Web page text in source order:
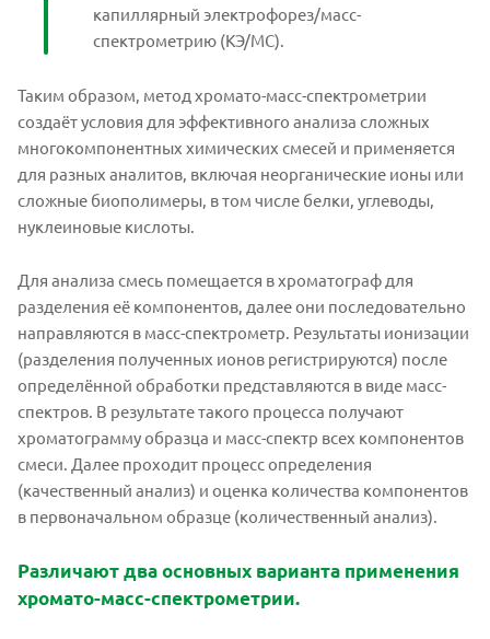
капиллярный электрофорез/масс-
спектрометрию (КЭ/МС).
Таким образом, метод хромато-масс-спектрометрии
создаёт условия для эффективного анализа сложных
многокомпонентных химических смесей и применяется
для разных аналитов, включая неорганические ионы или
сложные биополимеры, в том числе белки, углеводы,
нуклеиновые кислоты.
Для анализа смесь помещается в хроматограф для
разделения её компонентов, далее они последовательно
направляются в масс-спектрометр. Результаты ионизации
(разделения полученных ионов регистрируются) после
определённой обработки представляются в виде масс-
спектров. В результате такого процесса получают
хроматограмму образца и масс-спектр всех компонентов
смеси. Далее проходит процесс определения
(качественный анализ) и оценка количества компонентов
в первоначальном образце (количественный анализ).
Различают два основных варианта применения
хромато-масс-спектрометрии.